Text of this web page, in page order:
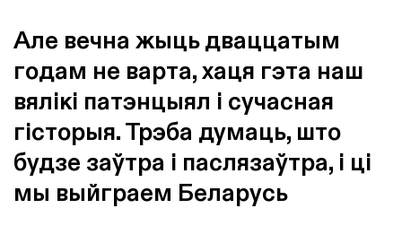
Але вечна жыць дваццатым
годам не варта, хаця гэта наш
вялікі патэнцыял і сучасная
гісторыя. Трэба думаць, што
будзе заўтра і паслязаўтра, і ці
мы выйграем Беларусь